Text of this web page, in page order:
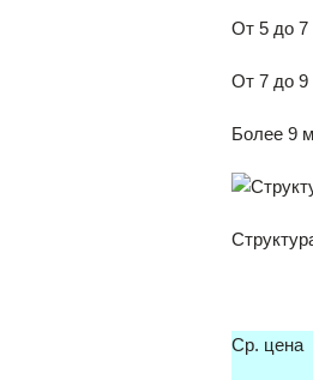
От 5 до 7
От 7 до 9
Более 9
Ср. цена